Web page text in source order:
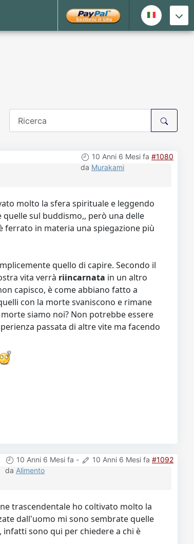
10 Anni 6 Mesi fa #1080
da Murakami
molto la sfera spirituale e leggendo
sul buddismo,, però una delle
ferrato in materia una spiegazione più
quello di capire. Secondo il
vita verrà riincarnata in un altro
capisco, è come abbiano fatto a
con la morte svaniscono e rimane
siamo noi? Non potrebbe essere
passata di altre vite ma facendo
10 Anni 6 Mesi fa - 10 Anni 6 Mesi fa #1092
da Alimento
trascendentale ho coltivato molto la
dall'uomo mi sono sembrate quelle
, infatti sono qui per chiedere a chi è